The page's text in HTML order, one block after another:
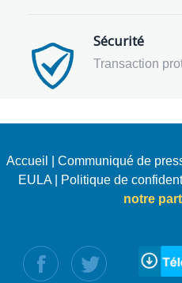
Sécurité
Transaction
Accueil Communiqué de
EULA| Politique de
notre
nous :